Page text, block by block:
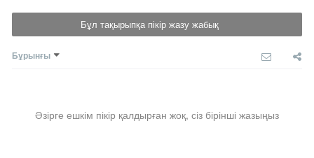
Бұл тақырыпқа пікір жазу жабық
Бұрынғы
Әзірге ешкім пікір қалдырған жоқ, сіз бірінші жазыңыз